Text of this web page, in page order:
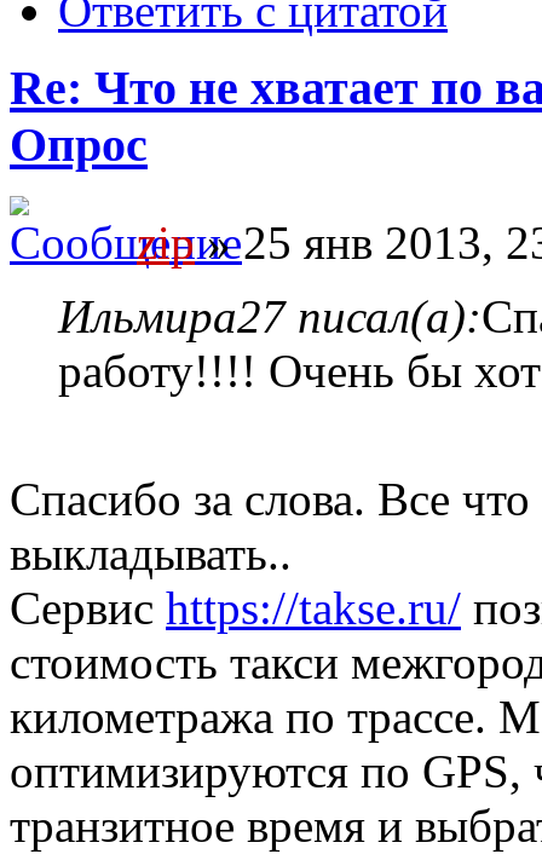
Re: Что не хватает по
Опрос
zip» 25 янв 2013,
Ильмира27 писал(а):
работу!!!! Очень бы
Спасибо за слова. Все
выкладывать..
Сервис https://takse.ru/
стоимость такси
километража по трассе.
оптимизируются по GPS,
транзитное время и